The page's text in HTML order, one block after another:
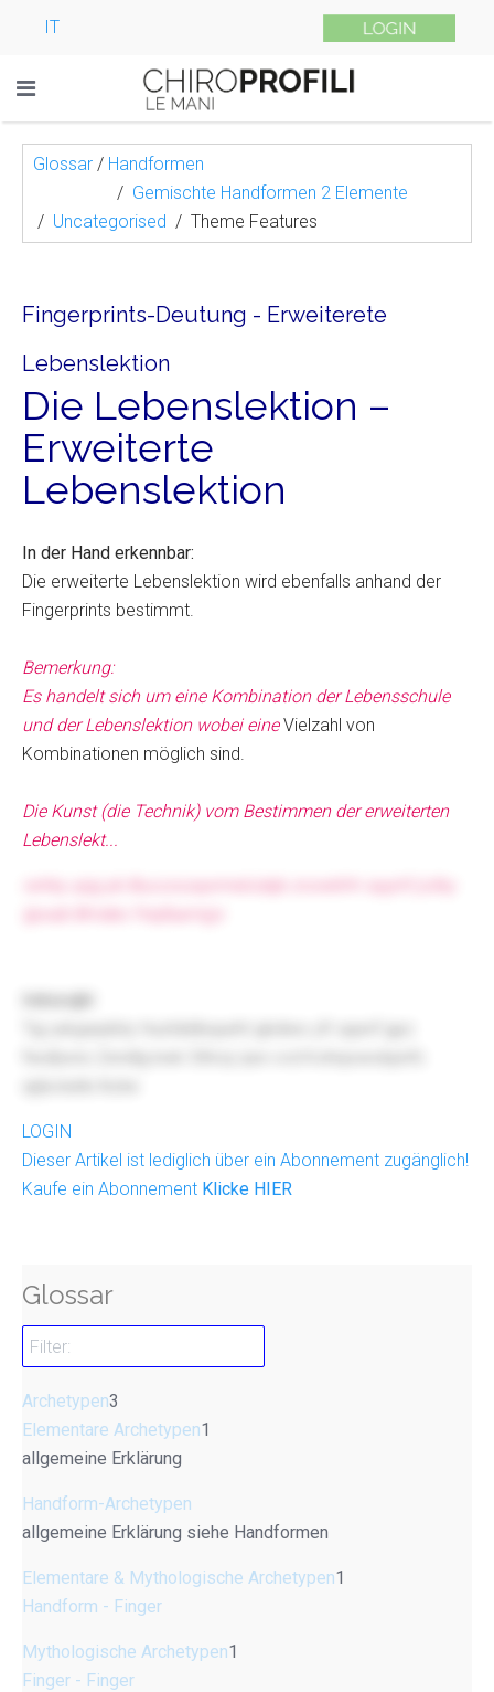
IT
Glossar / Handformen
Gemischte Handformen 2 Elemente
Uncategorised
Theme Features
Fingerprints-Deutung - Erweiterete
Lebenslektion
Die Lebenslektion –
Erweiterte
Lebenslektion
In der Hand erkennbar:
Die erweiterte Lebenslektion wird ebenfalls anhand der
Fingerprints bestimmt.
Bemerkung:
Es handelt sich um eine Kombination der Lebensschule
und der Lebenslektion wobei eineVielzahl von
Kombinationen möglich sind.
Die Kunst (die Technik) vom Bestimmen der erweiterten
Lebenslekt...
LOGIN
Dieser Artikel ist lediglich über ein Abonnement zugänglich!
Kaufe ein Abonnement Klicke HIER
Glossar
Archetypen3
Elementare Archetypen1
allgemeine Erklärung
Handform-Archetypen
allgemeine Erklärung siehe Handformen
Elementare & Mythologische Archetypen1
Handform - Finger
Mythologische Archetypen1
Finger - Finger